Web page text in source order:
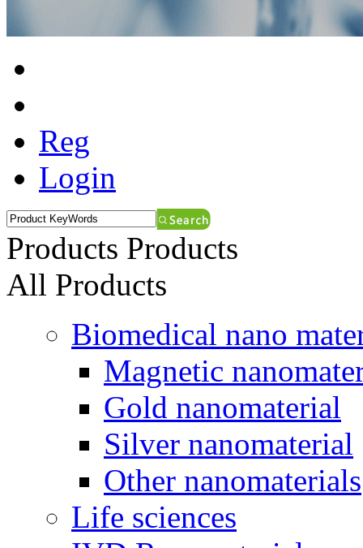
Reg
Login
Products Products
All Products
Biomedical nano
Magnetic
Gold nanomaterial
Silver nanomaterial
Other nanomaterials
Life sciences